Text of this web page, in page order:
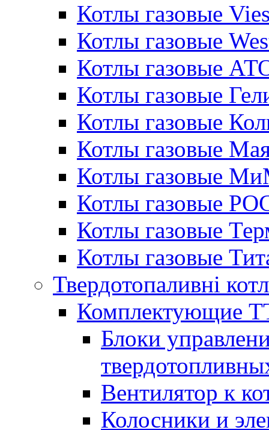
Котлы газовые
Котлы газовые
Котлы газовые
Котлы газовые
Котлы газовые
Котлы газовые
Котлы газовые
Котлы газовые
Котлы газовые
Котлы газовые
Твердотопаливні
Комплектующие
Блоки
Вентилятор к
Колосники и